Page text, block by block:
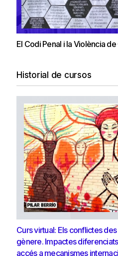
El Codi Penal i la Violència
Historial de cursos
Curs virtual: Els conflictes
gènere. Impactes
accés a mecanismes